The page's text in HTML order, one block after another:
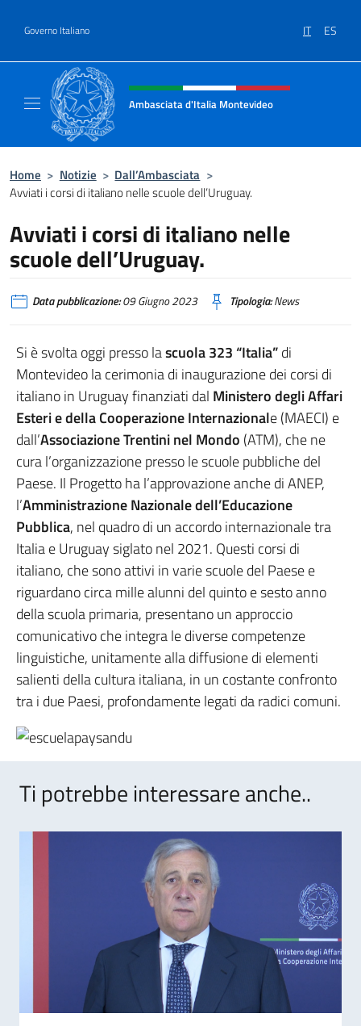
Governo Italiano IT ES
Intestazione sito, social e menù
Ambasciata d'Italia Montevideo
Home > Notizie > Dall’Ambasciata >
Avviati i corsi di italiano nelle scuole dell’Uruguay.
Avviati i corsi di italiano nelle
scuole dell’Uruguay.
Data pubblicazione:09 Giugno 2023 Tipologia:News
Si è svolta oggi presso lascuola 323 “Italia”di
Montevideo la cerimonia di inaugurazione dei corsi di
italiano in Uruguay finanziati dal Ministero degli Affari
Esteri e della Cooperazione Internazionale (MAECI) e
dall’Associazione Trentini nel Mondo (ATM), che ne
cura l’organizzazione presso le scuole pubbliche del
Paese. Il Progetto ha l’approvazione anche di ANEP,
l’Amministrazione Nazionale dell’Educazione
Pubblica, nel quadro di un accordo internazionale tra
Italia e Uruguay siglato nel 2021. Questi corsi di
italiano, che sono attivi in varie scuole del Paese e
riguardano circa mille alunni del quinto e sesto anno
della scuola primaria, presentano un approccio
comunicativo che integra le diverse competenze
linguistiche, unitamente alla diffusione di elementi
salienti della cultura italiana, in un costante confronto
tra i due Paesi, profondamente legati da radici comuni.
Ti potrebbe interessare anche..